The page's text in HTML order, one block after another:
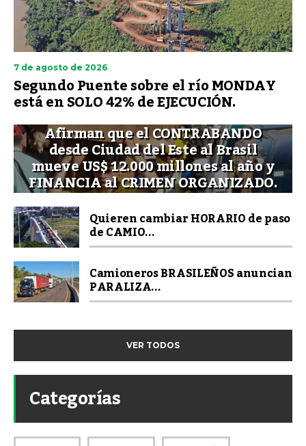
7 de agosto de 2026
Segundo Puente sobre el río MONDAY
está en SOLO 42% de EJECUCIÓN.
Afirman que el CONTRABANDO
desde Ciudad del Este al Brasil
mueve US$ 12.000 millones al año y
FINANCIA al CRIMEN ORGANIZADO.
Quieren cambiar HORARIO de paso
de CAMIO...
Camioneros BRASILEÑOS anuncian
PARALIZA...
VER TODOS
Categorías